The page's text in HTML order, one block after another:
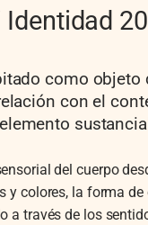
como objeto
con el
del cuerpo
y colores, la forma de
a través de los